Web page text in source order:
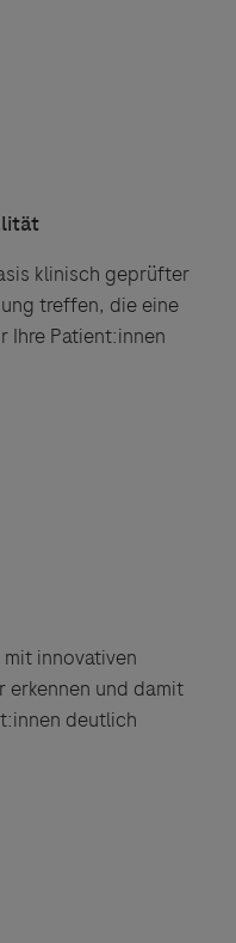
klinisch geprüfter
treffen, die eine
Ihre Patient:innen
innovativen
und damit
deutlich